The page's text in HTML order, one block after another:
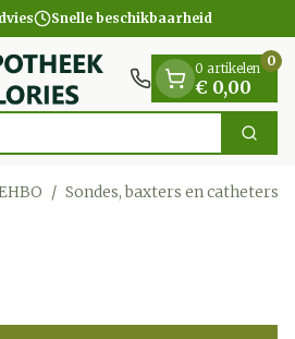
Snelle beschikbaarheid
Zoek
0 artikelen
€ 0,00
0
/ Sondes, baxters en catheters